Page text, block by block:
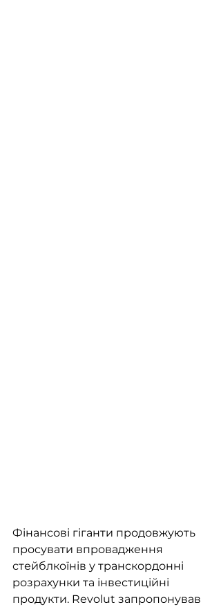
Фінансові гіганти продовжують
просувати впровадження
стейблкоїнів у транскордонні
розрахунки та інвестиційні
продукти. Revolut запропонував